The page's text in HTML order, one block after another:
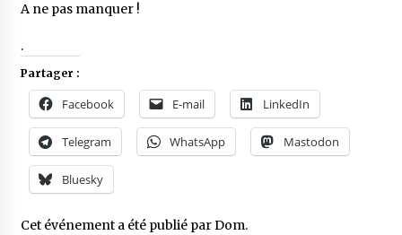
A ne pas manquer !
.
Partager :
Facebook E-mail LinkedIn
Telegram WhatsApp Mastodon
Bluesky
Cet événement a été publié parDom.